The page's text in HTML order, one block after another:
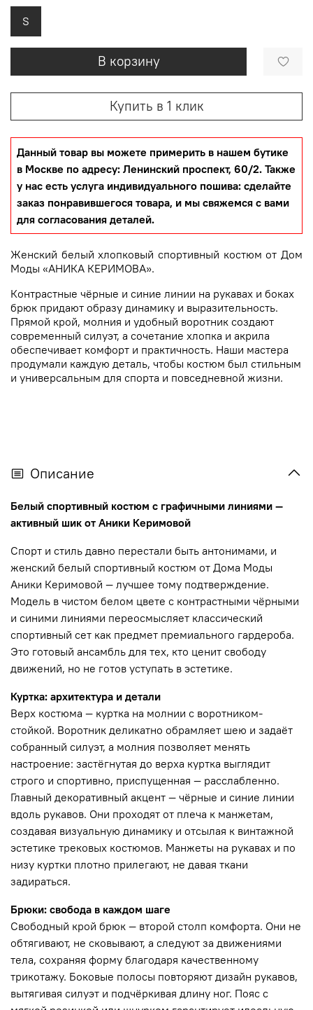
В корзину
Купить в 1 клик
Данный товар вы можете примерить в нашем бутике
в Москве по адресу: Ленинский проспект, 60/2. Также
у нас есть услуга индивидуального пошива: сделайте
заказ понравившегося товара, и мы свяжемся с вами
для согласования деталей.
S
Женский белый хлопковый спортивный костюм от Дом
Моды «АНИКА КЕРИМОВА».
Контрастные чёрные и синие линии на рукавах и боках
брюк придают образу динамику и выразительность.
Прямой крой, молния и удобный воротник создают
современный силуэт, а сочетание хлопка и акрила
обеспечивает комфорт и практичность. Наши мастера
продумали каждую деталь, чтобы костюм был стильным
и универсальным для спорта и повседневной жизни.
Описание
Белый спортивный костюм с графичными линиями —
активный шик от Аники Керимовой
Спорт и стиль давно перестали быть антонимами, и
женский белый спортивный костюм от Дома Моды
Аники Керимовой — лучшее тому подтверждение.
Модель в чистом белом цвете с контрастными чёрными
и синими линиями переосмысляет классический
спортивный сет как предмет премиального гардероба.
Это готовый ансамбль для тех, кто ценит свободу
движений, но не готов уступать в эстетике.
Куртка: архитектура и детали
Верх костюма — куртка на молнии с воротником-
стойкой. Воротник деликатно обрамляет шею и задаёт
собранный силуэт, а молния позволяет менять
настроение: застёгнутая до верха куртка выглядит
строго и спортивно, приспущенная — расслабленно.
Главный декоративный акцент — чёрные и синие линии
вдоль рукавов. Они проходят от плеча к манжетам,
создавая визуальную динамику и отсылая к винтажной
эстетике трековых костюмов. Манжеты на рукавах и по
низу куртки плотно прилегают, не давая ткани
задираться.
Брюки: свобода в каждом шаге
Свободный крой брюк — второй столп комфорта. Они не
обтягивают, не сковывают, а следуют за движениями
тела, сохраняя форму благодаря качественному
трикотажу. Боковые полосы повторяют дизайн рукавов,
вытягивая силуэт и подчёркивая длину ног. Пояс с